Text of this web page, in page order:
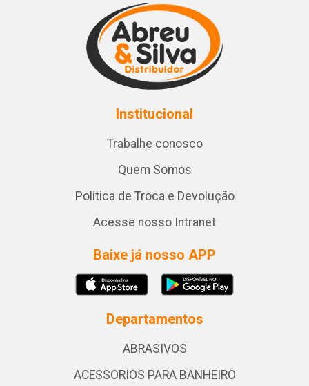
Institucional
Trabalhe conosco
Quem Somos
Política de Troca e Devolução
Acesse nosso Intranet
Baixe já nosso APP
Departamentos
ABRASIVOS
ACESSORIOS PARA BANHEIRO